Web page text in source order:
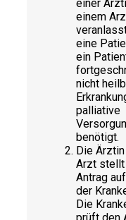
einer
einem
eine
ein
nicht
palliative
benötigt.
Die
Arzt stellt
Antrag
der
Die